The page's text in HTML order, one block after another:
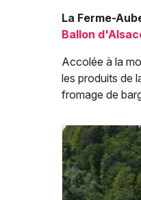
La Ferme-
Ballon
Accolée à la
les produits de
fromage de